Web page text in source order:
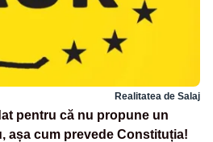
Realitatea de Salaj
pentru că nu propune un
așa cum prevede Constituția!